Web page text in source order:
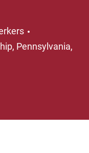
Pennsylvania,